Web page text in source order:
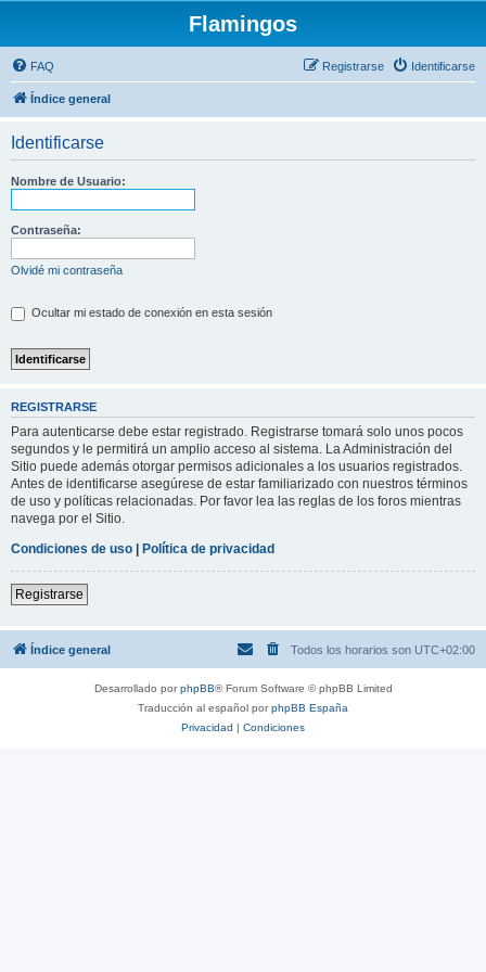
Flamingos
FAQ Identificarse
Registrarse
Índice general
Identificarse
Nombre de Usuario:
Contraseña:
Olvidé mi contraseña
Ocultar mi estado de conexión en esta sesión
REGISTRARSE
Para autenticarse debe estar registrado. Registrarse tomará solo unos pocos
segundos y le permitirá un amplio acceso al sistema. La Administración del
Sitio puede además otorgar permisos adicionales a los usuarios registrados.
Antes de identificarse asegúrese de estar familiarizado con nuestros términos
de uso y políticas relacionadas. Por favor lea las reglas de los foros mientras
navega por el Sitio.
Condiciones de uso
Política de privacidad
Registrarse
Índice general Todos los horarios son UTC+02:00
Desarrollado porphpBB® Forum Software © phpBB Limited
Traducción al español porphpBB España
Privacidad | Condiciones